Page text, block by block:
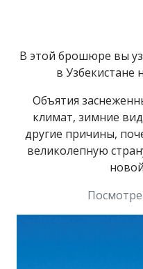
В этой брошюре вы
в Узбекистане
Объятия
климат, зимние
другие причины,
великолепную